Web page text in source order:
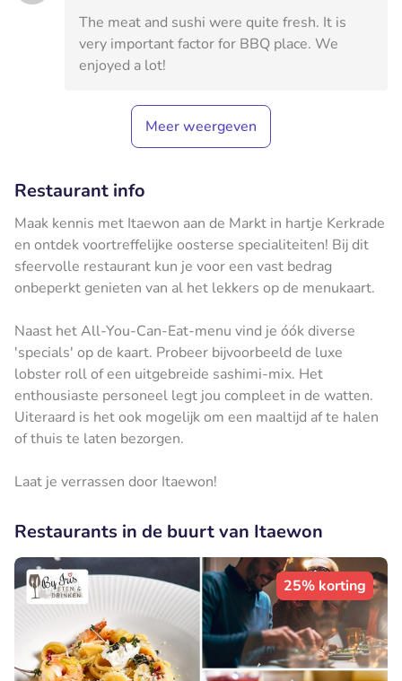
The meat and sushi were quite fresh. It is
very important factor for BBQ place. We
enjoyed a lot!
Meer weergeven
Restaurant info
Maak kennis met Itaewon aan de Markt in hartje Kerkrade
en ontdek voortreffelijke oosterse specialiteiten! Bij dit
sfeervolle restaurant kun je voor een vast bedrag
onbeperkt genieten van al het lekkers op de menukaart.
Naast het All-You-Can-Eat-menu vind je óók diverse
'specials' op de kaart. Probeer bijvoorbeeld de luxe
lobster roll of een uitgebreide sashimi-mix. Het
enthousiaste personeel legt jou compleet in de watten.
Uiteraard is het ook mogelijk om een maaltijd af te halen
of thuis te laten bezorgen.
Laat je verrassen door Itaewon!
Restaurants in de buurt van Itaewon
25% korting